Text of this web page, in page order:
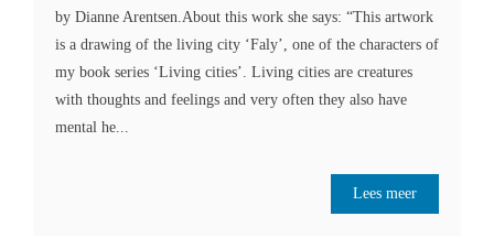
by Dianne Arentsen.About this work she says: “This artwork
is a drawing of the living city ‘Faly’, one of the characters of
my book series ‘Living cities’. Living cities are creatures
with thoughts and feelings and very often they also have
mental he...
Lees meer